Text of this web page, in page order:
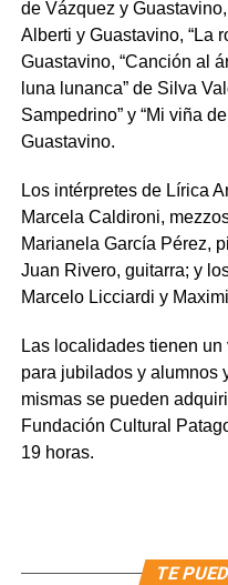
de Vázquez y
Alberti y Guastavino, “La
Guastavino, “Canción al
luna lunanca” de Silva
Sampedrino” y “Mi viña
Guastavino.
Los intérpretes de Lírica
Marcela Caldironi,
Marianela García Pérez,
Juan Rivero, guitarra; y
Marcelo Licciardi y
Las localidades tienen
para jubilados y alumnos
mismas se pueden
Fundación Cultural
19 horas.
TE